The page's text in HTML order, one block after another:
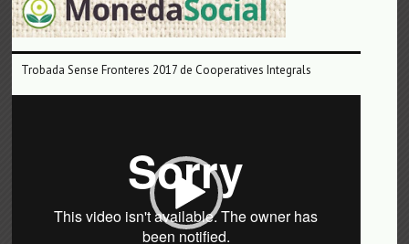
Trobada Sense Fronteres 2017 de Cooperatives Integrals